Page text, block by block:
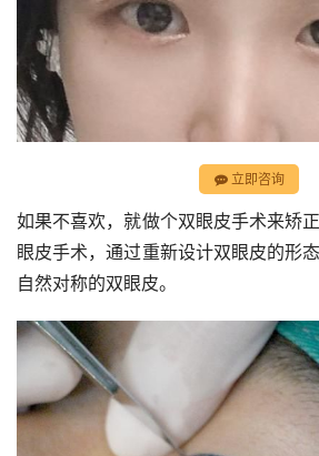
立即咨询
如果不喜欢，就做个双眼皮手术来矫
眼皮手术，通过重新设计双眼皮的形
自然对称的双眼皮。